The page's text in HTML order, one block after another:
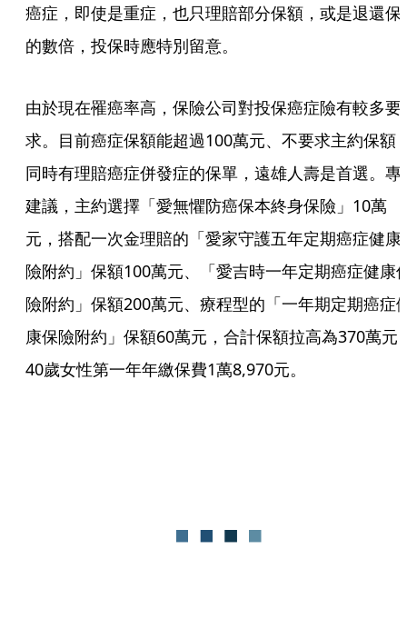
癌症，即使是重症，也只理賠部分保額，或是退還保
的數倍，投保時應特別留意。
由於現在罹癌率高，保險公司對投保癌症險有較多要
求。目前癌症保額能超過100萬元、不要求主約保額
同時有理賠癌症併發症的保單，遠雄人壽是首選。專
建議，主約選擇「愛無懼防癌保本終身保險」10萬
元，搭配一次金理賠的「愛家守護五年定期癌症健康
險附約」保額100萬元、「愛吉時一年定期癌症健康
險附約」保額200萬元、療程型的「一年期定期癌症
康保險附約」保額60萬元，合計保額拉高為370萬元
40歲女性第一年年繳保費1萬8,970元。